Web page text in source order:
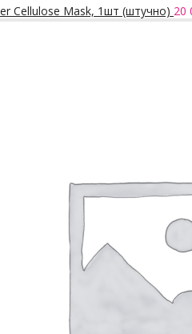
Cellulose Mask, 1шт (штучно) 20